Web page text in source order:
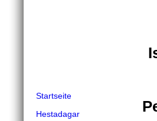
Startseite
Hestadagar